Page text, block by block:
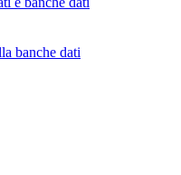
banche dati